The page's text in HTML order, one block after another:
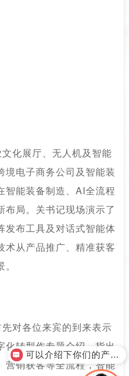
化展厅、无人机及智能
境电子商务公司及智能装
智能装备制造、AI全流程
布局。关书记现场演示了
发布工具及对话式智能体
术从产品推广、精准获客
对各位来宾的到来表示
转型作专题介绍，指出
营销获客等全流程，智能
可以介绍下你们的产品么？